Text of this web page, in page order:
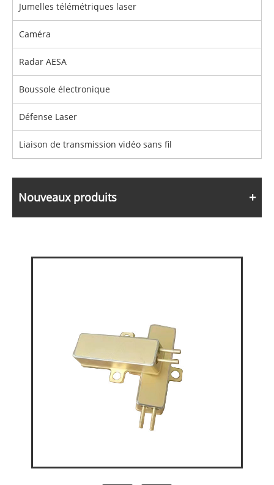
Jumelles télémétriques laser
Caméra
Radar AESA
Boussole électronique
Défense Laser
Liaison de transmission vidéo sans fil
Nouveaux produits